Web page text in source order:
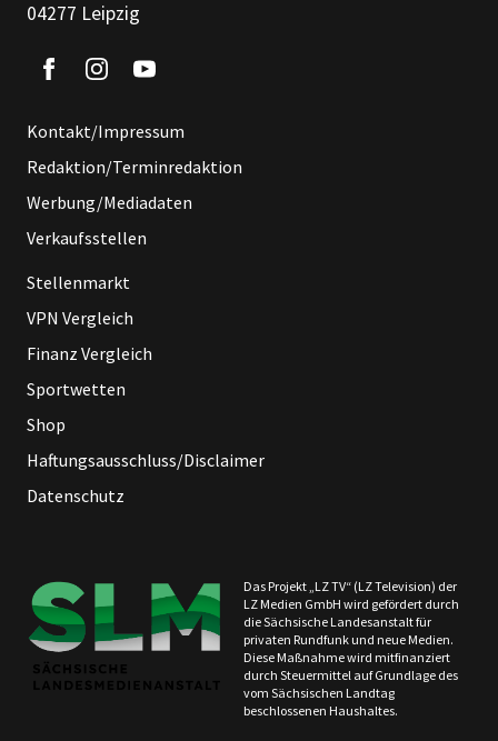
04277 Leipzig
Kontakt/Impressum
Redaktion/Terminredaktion
Werbung/Mediadaten
Verkaufsstellen
Stellenmarkt
VPN Vergleich
Finanz Vergleich
Sportwetten
Shop
Haftungsausschluss/Disclaimer
Datenschutz
Das Projekt „LZ TV“ (LZ Television) der
LZ Medien GmbH wird gefördert durch
die Sächsische Landesanstalt für
privaten Rundfunk und neue Medien.
Diese Maßnahme wird mitfinanziert
durch Steuermittel auf Grundlage des
vom Sächsischen Landtag
beschlossenen Haushaltes.